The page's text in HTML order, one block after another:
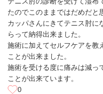
たのでこのままではだめだと
カッパさんにきてテニス肘に
らって納得出来ました。
施術に加えてセルフケアを教
ことが出来ました。
施術を受ける度に痛みは減っ
ことが出来ています。
0